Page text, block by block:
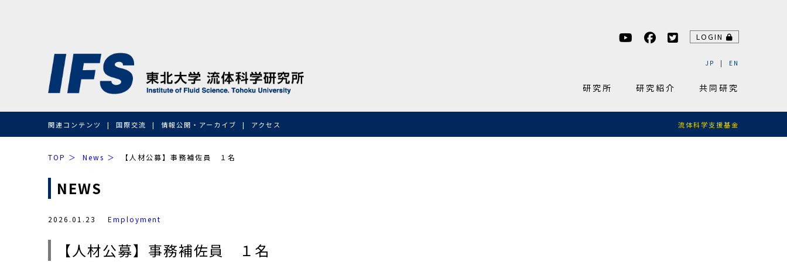
LOGIN
EN
JP
研究所 研究紹介 共同研究
関連コンテンツ 国際交流 情報公開・アーカイブ アクセス 流体科学支援基金
TOP News 【人材公募】事務補佐員 １名
NEWS
2026.01.23 Employment
【人材公募】事務補佐員 １名